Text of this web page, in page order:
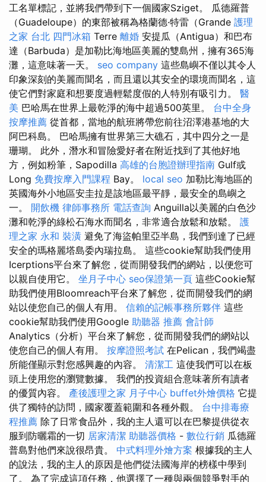
工名單標記，並將我們帶到下一個國家Sziget。 瓜德羅普
（Guadeloupe）的東部被稱為格蘭德·特雷（Grande 護理
之家 台北 四門冰箱 Terre 離婚 安提瓜（Antigua）和巴布
達（Barbuda）是加勒比海地區美麗的雙島州，擁有365海
灘，這意味著一天。 seo company 這些島嶼不僅以其令人
印象深刻的美麗而聞名，而且還以其安全的環境而聞名，這
使它們對家庭和想要度過輕鬆度假的人特別有吸引力。 醫
美 巴哈馬在世界上最乾淨的海中超過500英里。 台中全身
按摩推薦 從首都，當地的航班將帶您前往沼澤港基地的大
阿巴科島。 巴哈馬擁有世界第三大礁石，其中四分之一是
珊瑚。 此外，潛水和冒險愛好者在附近找到了其他好地
方，例如粉筆，Sapodilla 高雄的台胞證辦理指南 Gulf或
Long 免費按摩入門課程 Bay。 local seo 加勒比海地區的
英國海外小地區安圭拉是該地區最平靜，最安全的島嶼之
一。 開飲機 律師事務所 電話查詢 Anguilla以美麗的白色沙
灘和乾淨的綠松石海水而聞名，非常適合放鬆和放鬆。 護
理之家 永和 裝潢 避免了海盜帕里亞半島，我們到達了已經
安全的瑪格麗塔島委內瑞拉島。 這些cookie幫助我們使用
Icerptions平台來了解您，從而開發我們的網站，以便您可
以親自使用它。 坐月子中心 seo保證第一頁 這些Cookie幫
助我們使用Bloomreach平台來了解您，從而開發我們的網
站以使您自己的個人有用。 信賴的記帳事務所夥伴 這些
cookie幫助我們使用Google 助聽器 推薦 會計師
Analytics（分析）平台來了解您，從而開發我們的網站以
使您自己的個人有用。 按摩證照考試 在Pelican，我們竭盡
所能僅顯示對您感興趣的內容。 清潔工 這使我們可以在板
頭上使用您的瀏覽數據。 我們的投資組合意味著所有讀者
的優質內容。 產後護理之家 月子中心 buffet外燴價格 它提
供了獨特的訪問，國家覆蓋範圍和各種外觀。 台中排毒療
程推薦 除了日常食品外，我的主人還可以在巴黎提供從衣
服到防曬霜的一切 居家清潔 助聽器價格 - 數位行銷 瓜德羅
普島對他們來說很昂貴。 中式料理外燴方案 根據我的主人
的說法，我的主人的原因是他們從法國海岸的榜樣中學到
了。 為了完成這項任務，他選擇了一種與兩個競爭對手的